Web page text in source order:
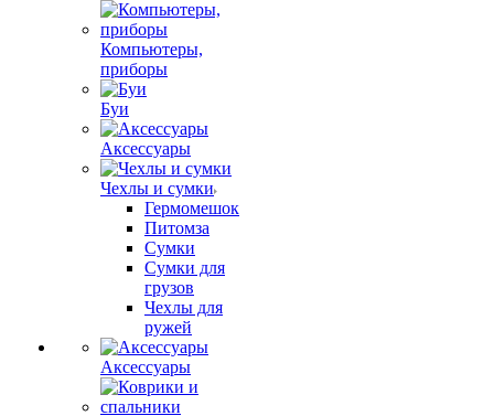
Компьютеры,
приборы
Буи
Аксессуары
Чехлы и сумки
Гермомешок
Питомза
Сумки
Сумки для
грузов
Чехлы для
ружей
Аксессуары